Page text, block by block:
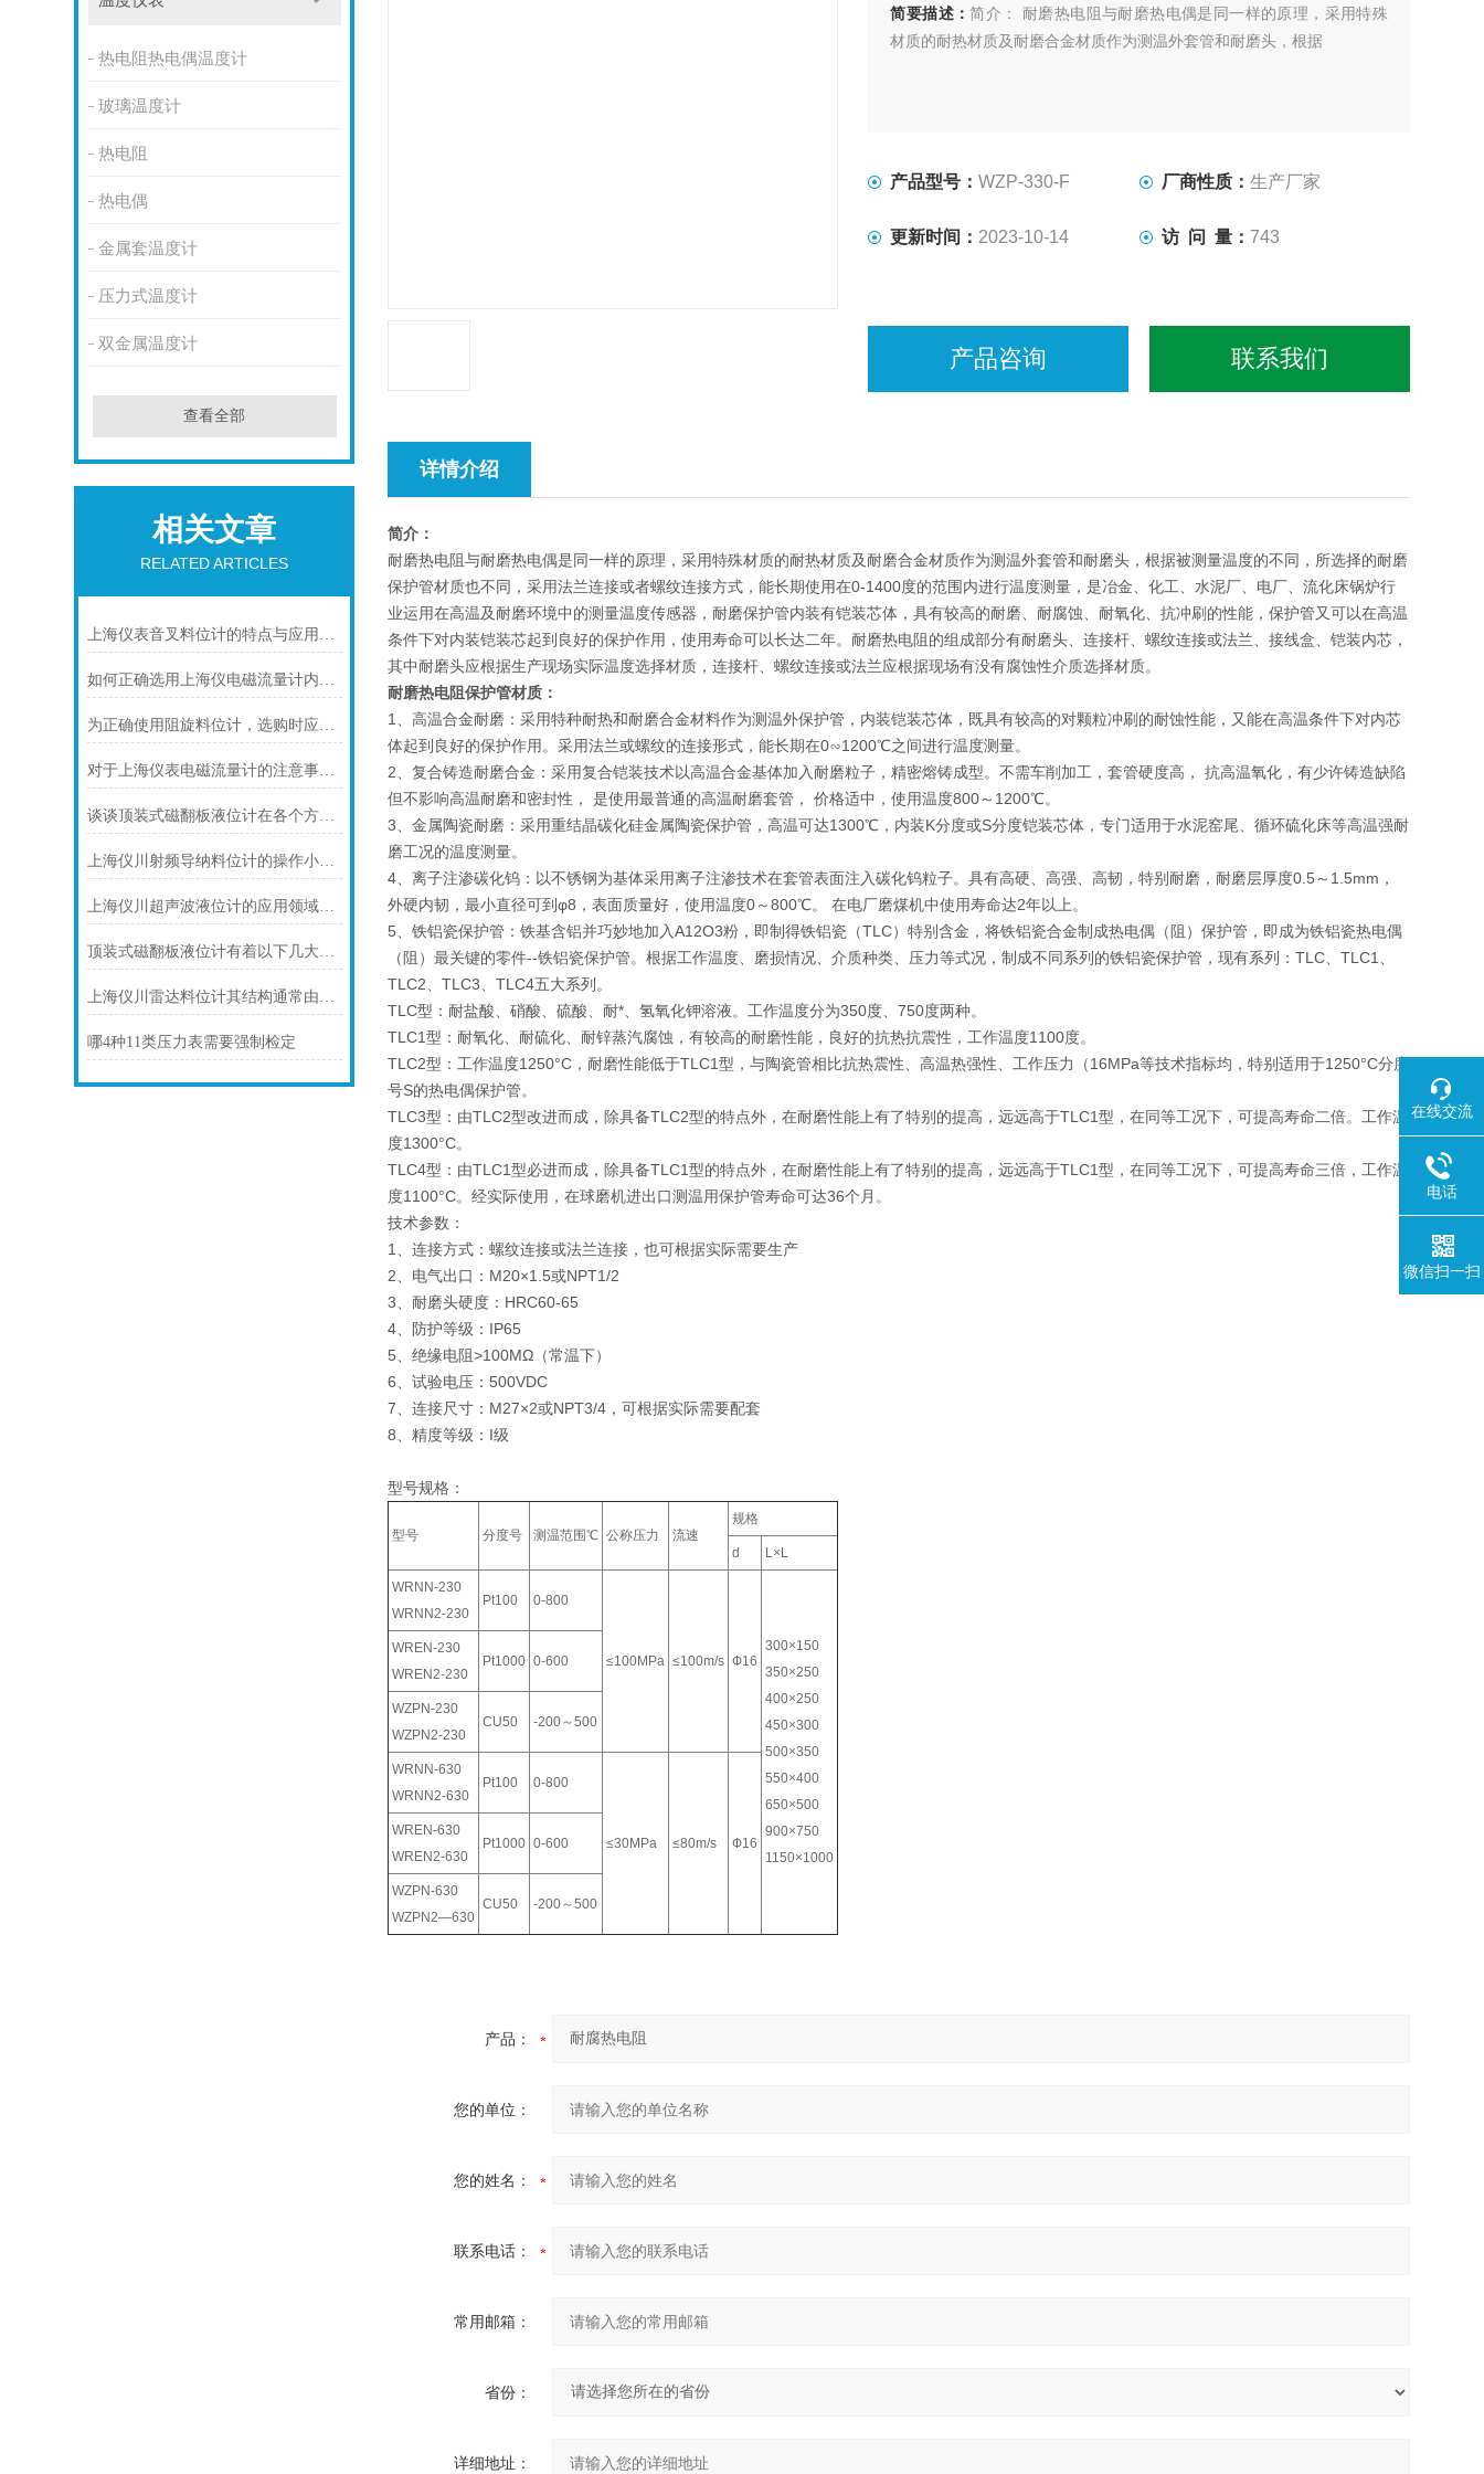
热电阻热电偶温度计
玻璃温度计
热电阻
热电偶
金属套温度计
压力式温度计
双金属温度计
查看全部
相关文章
RELATED ARTICLES
上海仪表音叉料位计的特点与应用的解析
如何正确选用上海仪电磁流量计内衬材料
为正确使用阻旋料位计，选购时应注意以下几点
对于上海仪表电磁流量计的注意事项，你可知晓！
谈谈顶装式磁翻板液位计在各个方面的注意事项
上海仪川射频导纳料位计的操作小技巧
上海仪川超声波液位计的应用领域与性能特点
顶装式磁翻板液位计有着以下几大技术特点
上海仪川雷达料位计其结构通常由以下部分组成
哪4种11类压力表需要强制检定
简要描述：简介： 耐磨热电阻与耐磨热电偶是同一样的原理，采用特殊
材质的耐热材质及耐磨合金材质作为测温外套管和耐磨头，根据
产品型号：WZP-330-F 厂商性质： 生产厂家
更新时间： 2023-10-14 访 问 量： 743
产品咨询 联系我们
详情介绍
简介：
耐磨热电阻与耐磨热电偶是同一样的原理，采用特殊材质的耐热材质及耐磨合金材质作为测温外套管和耐磨头，根据被测量温度的不同，所选择的耐磨
保护管材质也不同，采用法兰连接或者螺纹连接方式，能长期使用在0-1400度的范围内进行温度测量，是冶金、化工、水泥厂、电厂、流化床锅炉行
业运用在高温及耐磨环境中的测量温度传感器，耐磨保护管内装有铠装芯体，具有较高的耐磨、耐腐蚀、耐氧化、抗冲刷的性能，保护管又可以在高温
条件下对内装铠装芯起到良好的保护作用，使用寿命可以长达二年。耐磨热电阻的组成部分有耐磨头、连接杆、螺纹连接或法兰、接线盒、铠装内芯，
其中耐磨头应根据生产现场实际温度选择材质，连接杆、螺纹连接或法兰应根据现场有没有腐蚀性介质选择材质。
耐磨热电阻保护管材质：
1、高温合金耐磨：采用特种耐热和耐磨合金材料作为测温外保护管，内装铠装芯体，既具有较高的对颗粒冲刷的耐蚀性能，又能在高温条件下对内芯
体起到良好的保护作用。采用法兰或螺纹的连接形式，能长期在0∽1200℃之间进行温度测量。
2、复合铸造耐磨合金：采用复合铠装技术以高温合金基体加入耐磨粒子，精密熔铸成型。不需车削加工，套管硬度高， 抗高温氧化，有少许铸造缺陷
但不影响高温耐磨和密封性， 是使用最普通的高温耐磨套管， 价格适中，使用温度800～1200℃。
3、金属陶瓷耐磨：采用重结晶碳化硅金属陶瓷保护管，高温可达1300℃，内装K分度或S分度铠装芯体，专门适用于水泥窑尾、循环硫化床等高温强耐
磨工况的温度测量。
4、离子注渗碳化钨：以不锈钢为基体采用离子注渗技术在套管表面注入碳化钨粒子。具有高硬、高强、高韧，特别耐磨，耐磨层厚度0.5～1.5mm，
外硬内韧，最小直径可到φ8，表面质量好，使用温度0～800℃。 在电厂磨煤机中使用寿命达2年以上。
5、铁铝瓷保护管：铁基含铝并巧妙地加入A12O3粉，即制得铁铝瓷（TLC）特别含金，将铁铝瓷合金制成热电偶（阻）保护管，即成为铁铝瓷热电偶
（阻）最关键的零件--铁铝瓷保护管。根据工作温度、磨损情况、介质种类、压力等式况，制成不同系列的铁铝瓷保护管，现有系列：TLC、TLC1、
TLC2、TLC3、TLC4五大系列。
TLC型：耐盐酸、硝酸、硫酸、耐*、氢氧化钾溶液。工作温度分为350度、750度两种。
TLC1型：耐氧化、耐硫化、耐锌蒸汽腐蚀，有较高的耐磨性能，良好的抗热抗震性，工作温度1100度。
TLC2型：工作温度1250°C，耐磨性能低于TLC1型，与陶瓷管相比抗热震性、高温热强性、工作压力（16MPa等技术指标均，特别适用于1250°C分度
号S的热电偶保护管。
TLC3型：由TLC2型改进而成，除具备TLC2型的特点外，在耐磨性能上有了特别的提高，远远高于TLC1型，在同等工况下，可提高寿命二倍。工作温
度1300°C。
TLC4型：由TLC1型必进而成，除具备TLC1型的特点外，在耐磨性能上有了特别的提高，远远高于TLC1型，在同等工况下，可提高寿命三倍，工作温
度1100°C。经实际使用，在球磨机进出口测温用保护管寿命可达36个月。
技术参数：
1、连接方式：螺纹连接或法兰连接，也可根据实际需要生产
2、电气出口：M20×1.5或NPT1/2
3、耐磨头硬度：HRC60-65
4、防护等级：IP65
5、绝缘电阻>100MΩ（常温下）
6、试验电压：500VDC
7、连接尺寸：M27×2或NPT3/4，可根据实际需要配套
8、精度等级：I级
型号规格：
型号 分度号 测温范围℃ 公称压力 流速
规格
d L×L
WRNN-230
WRNN2-230
Pt100 0-800
≤100MPa ≤100m/s Ф16
300×150
350×250
400×250
450×300
500×350
550×400
650×500
900×750
1150×1000
WREN-230
WREN2-230
Pt1000 0-600
WZPN-230
WZPN2-230
CU50 -200～500
WRNN-630
WRNN2-630
Pt100 0-800
≤30MPa ≤80m/s Ф16
WREN-630
WREN2-630
Pt1000 0-600
WZPN-630
WZPN2—630
CU50 -200～500
产品：
您的单位：
您的姓名：
联系电话：
常用邮箱：
省份：
详细地址：
在线交流
电话
微信扫一扫